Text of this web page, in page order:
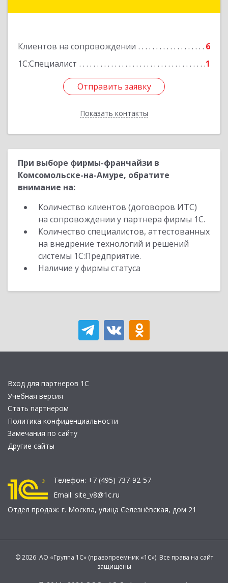
Клиентов на сопровождении
6
1С:Специалист
1
Отправить заявку
Показать контакты
Отправить заявку
Назад
При выборе фирмы-франчайзи в
Комсомольске-на-Амуре, обратите
внимание на:
Количество клиентов (договоров ИТС)
на сопровождении у партнера фирмы 1С.
Количество специалистов, аттестованных
на внедрение технологий и решений
системы 1С:Предприятие.
Наличие у фирмы статуса
Вход для партнеров 1С
Учебная версия
Стать партнером
Политика конфиденциальности
Замечания по сайту
Другие сайты
Телефон: +7 (495) 737-92-57
Email: site_v8@1c.ru
Отдел продаж: г. Москва, улица Селезнёвская, дом 21
© 2026 АО «Группа 1С» (правопреемник «1С»). Все права на сайт
защищены